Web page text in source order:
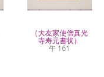
（大友家使僧真光
寺寿元書状）
午 161